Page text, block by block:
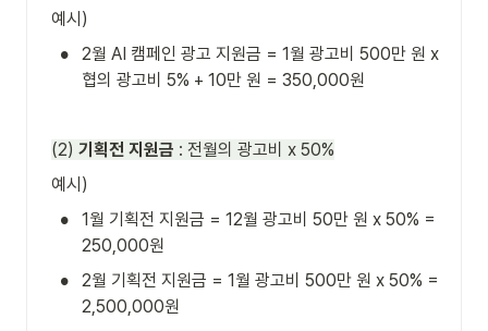
예시)
•
2월 AI 캠페인 광고 지원금 = 1월 광고비 500만 원 x
협의 광고비 5% + 10만 원 = 350,000원
(2) 기획전 지원금 : 전월의 광고비 x 50%
예시)
•
1월 기획전 지원금 = 12월 광고비 50만 원 x 50% =
250,000원
•
2월 기획전 지원금 = 1월 광고비 500만 원 x 50% =
2,500,000원